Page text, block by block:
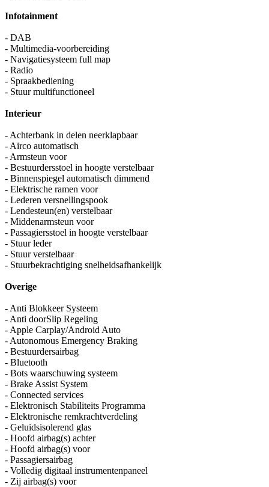
Infotainment
- DAB
- Multimedia-voorbereiding
- Navigatiesysteem full map
- Radio
- Spraakbediening
- Stuur multifunctioneel
Interieur
- Achterbank in delen neerklapbaar
- Airco automatisch
- Armsteun voor
- Bestuurdersstoel in hoogte verstelbaar
- Binnenspiegel automatisch dimmend
- Elektrische ramen voor
- Lederen versnellingspook
- Lendesteun(en) verstelbaar
- Middenarmsteun voor
- Passagiersstoel in hoogte verstelbaar
- Stuur leder
- Stuur verstelbaar
- Stuurbekrachtiging snelheidsafhankelijk
Overige
- Anti Blokkeer Systeem
- Anti doorSlip Regeling
- Apple Carplay/Android Auto
- Autonomous Emergency Braking
- Bestuurdersairbag
- Bluetooth
- Bots waarschuwing systeem
- Brake Assist System
- Connected services
- Elektronisch Stabiliteits Programma
- Elektronische remkrachtverdeling
- Geluidsisolerend glas
- Hoofd airbag(s) achter
- Hoofd airbag(s) voor
- Passagiersairbag
- Volledig digitaal instrumentenpaneel
- Zij airbag(s) voor